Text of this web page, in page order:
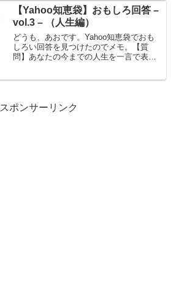
袋ギャー！
【Yahoo知恵袋】おもしろ回答 –
vol.3 – （人生編）
どうも、あおです。Yahoo知恵袋でおも
しろい回答を見つけたのでメモ。【質
問】あなたの今までの人生を一言で表す
スポンサーリンク